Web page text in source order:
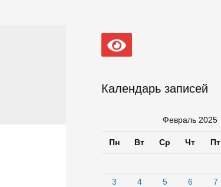
Календарь записей
Февраль 2025
Пн Вт Ср Чт Пт
3
4 5 6 7